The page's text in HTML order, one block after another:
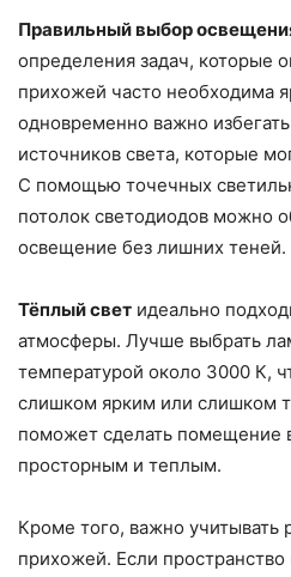
Правильный выбор
определения задач, которые
прихожей часто необходима
одновременно важно
источников света, которые
С помощью точечных
потолок светодиодов можно
освещение без лишних теней.
Тёплый свет идеально
атмосферы. Лучше выбрать
температурой около 3000 К,
слишком ярким или слишком
поможет сделать помещение
просторным и теплым.
Кроме того, важно учитывать
прихожей. Если